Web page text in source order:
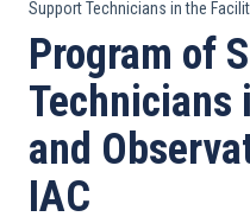
Support Technicians in the
Program of
Technicians
and
IAC